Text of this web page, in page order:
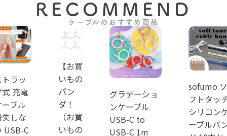
RECOMMEND
ケーブルのおすすめ商品
ラッ
充電
ブル
しな
USB-C
【お買
いもの
パン
ダ！
（お買
いもの
グラデーショ
ンケーブル
USB-C to
USB-C 1m
sofumo ソ
フトタッ
シリコン
ーブルバ